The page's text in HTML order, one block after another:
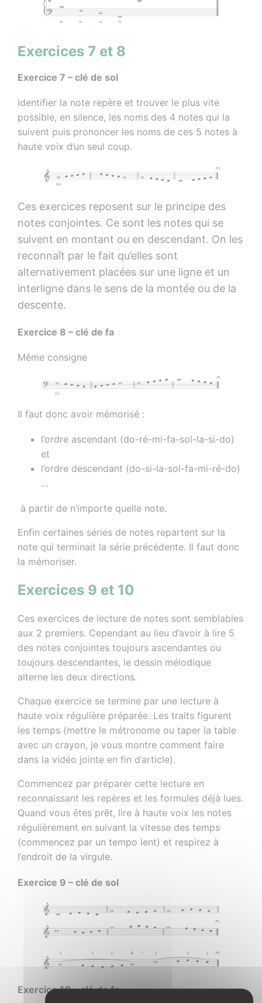
Exercices 7 et 8
Exercice 7 – clé de sol
Identifier la note repère et trouver le plus vite
possible, en silence, les noms des 4 notes qui la
suivent puis prononcer les noms de ces 5 notes à
haute voix d’un seul coup.
Ces exercices reposent sur le principe des
notes conjointes. Ce sont les notes qui se
suivent en montant ou en descendant. On les
reconnaît par le fait qu’elles sont
alternativement placées sur une ligne et un
interligne dans le sens de la montée ou de la
descente.
Exercice 8 – clé de fa
Même consigne
Il faut donc avoir mémorisé :
l’ordre ascendant (do-ré-mi-fa-sol-la-si-do)
et
l’ordre descendant (do-si-la-sol-fa-mi-ré-do)
…
à partir de n’importe quelle note.
Enfin certaines séries de notes repartent sur la
note qui terminait la série précédente. Il faut donc
la mémoriser.
Exercices 9 et 10
Ces exercices de lecture de notes sont semblables
aux 2 premiers. Cependant au lieu d’avoir à lire 5
des notes conjointes toujours ascendantes ou
toujours descendantes, le dessin mélodique
alterne les deux directions.
Chaque exercice se termine par une lecture à
haute voix régulière préparée. Les traits figurent
les temps (mettre le métronome ou taper la table
avec un crayon, je vous montre comment faire
dans la vidéo jointe en fin d’article).
Commencez par préparer cette lecture en
reconnaissant les repères et les formules déjà lues.
Quand vous êtes prêt, lire à haute voix les notes
régulièrement en suivant la vitesse des temps
(commencez par un tempo lent) et respirez à
l’endroit de la virgule.
Exercice 9 – clé de sol
Exercice 10 – clé de fa